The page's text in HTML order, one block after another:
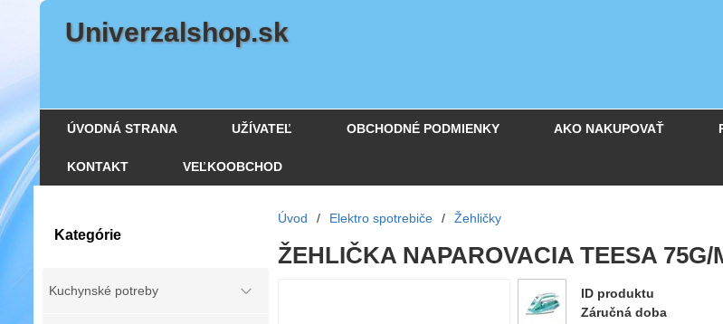
Univerzalshop.sk
ÚVODNÁ STRANA UŽÍVATEĽ OBCHODNÉ PODMIENKY AKO NAKUPOVAŤ
KONTAKT VEĽKOOBCHOD
Kategórie
Kuchynské potreby
Úvod / Elektro spotrebiče / Žehličky
ŽEHLIČKA NAPAROVACIA TEESA 75G/
ID produktu
Záručná doba